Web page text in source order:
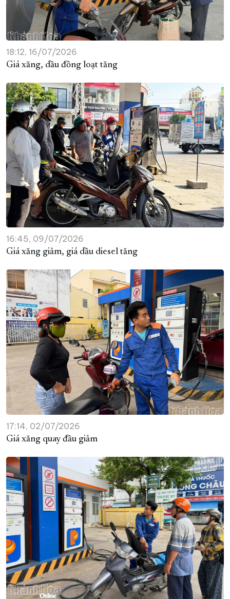
18:12, 16/07/2026
Giá xăng, dầu đồng loạt tăng
16:45, 09/07/2026
Giá xăng giảm, giá dầu diesel tăng
17:14, 02/07/2026
Giá xăng quay đầu giảm